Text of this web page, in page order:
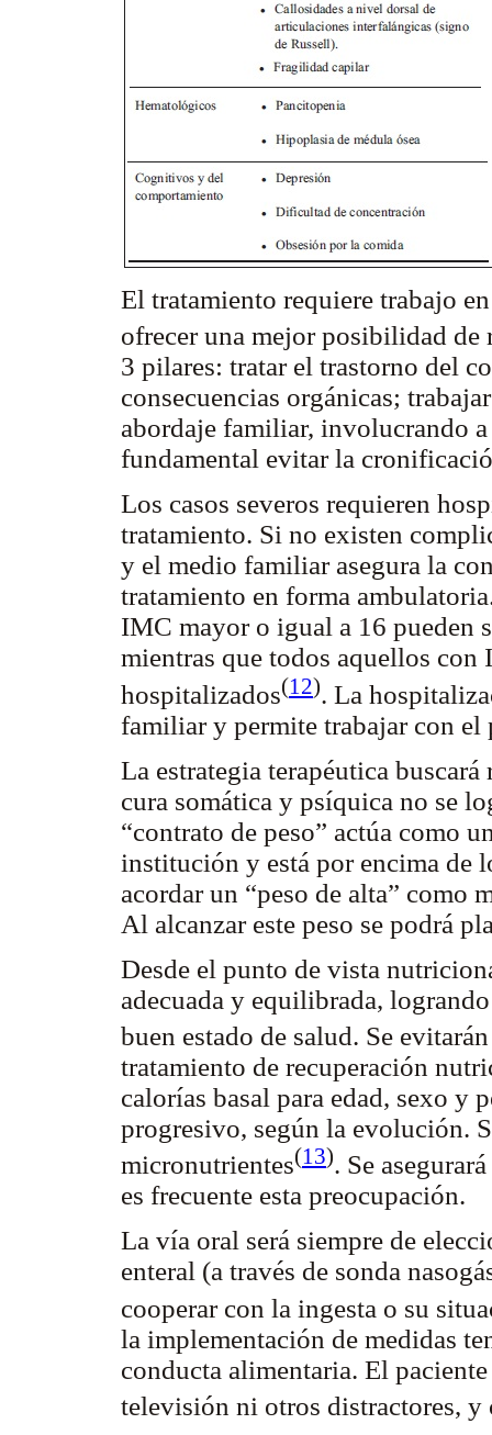
El tratamiento requiere trabajo
ofrecer una mejor posibilidad de
3 pilares: tratar el trastorno del
consecuencias orgánicas;
abordaje familiar, involucrando
fundamental evitar la
Los casos severos requieren
tratamiento. Si no existen
y el medio familiar asegura la
tratamiento en forma
IMC mayor o igual a 16 pueden
mientras que todos aquellos
hospitalizados(12). La
familiar y permite trabajar con el
La estrategia terapéutica
cura somática y psíquica no se
“contrato de peso” actúa como
institución y está por encima de
acordar un “peso de alta” como
Al alcanzar este peso se podrá
Desde el punto de vista
adecuada y equilibrada,
buen estado de salud. Se
tratamiento de recuperación
calorías basal para edad, sexo y
progresivo, según la evolución.
micronutrientes(13). Se
es frecuente esta preocupación.
La vía oral será siempre de
enteral (a través de sonda
cooperar con la ingesta o su
la implementación de medidas
conducta alimentaria. El
televisión ni otros distractores,